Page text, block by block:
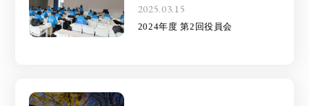
2025.03.15
2024年度 第2回役員会